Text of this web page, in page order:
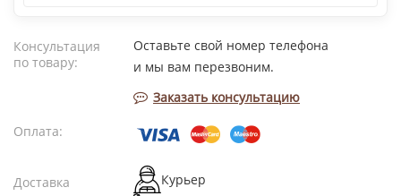
Консультация
по товару:
Оставьте свой номер телефона
и мы вам перезвоним.
Заказать консультацию
Оплата:
Доставка
Курьер